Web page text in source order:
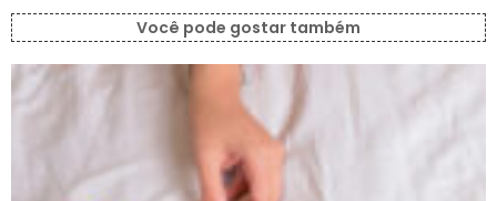
Você pode gostar também